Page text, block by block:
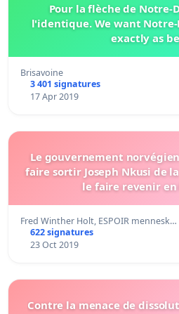
Pour la flèche de Notre-
l'identique. We want
exactly as
Brisavoine
3 401 signatures
17 Apr 2019
Le gouvernement
faire sortir Joseph Nkusi de
le faire revenir en
Fred Winther Holt, ESPOIR mennesk…
622 signatures
23 Oct 2019
Contre la menace de